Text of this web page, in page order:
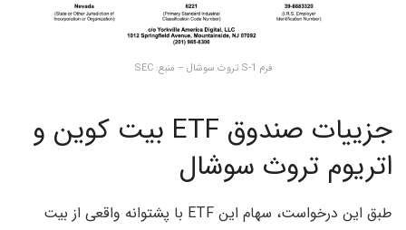
فرم S-1 تروث سوشال – منبع: SEC
جزییات صندوق ETF بیت کوین و
اتریوم تروث سوشال
طبق این درخواست، سهام این ETF با پشتوانه واقعی از بیت